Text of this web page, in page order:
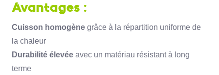
Avantages :
Cuisson homogène grâce à la répartition uniforme de
la chaleur
Durabilité élevée avec un matériau résistant à long
terme